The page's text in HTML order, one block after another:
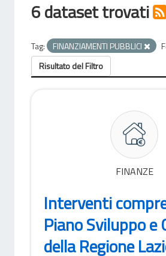
6 dataset trovati
Tag: FINANZIAMENTI PUBBLICI
Risultato del Filtro
FINANZE
Interventi
Piano Sviluppo e
della Regione